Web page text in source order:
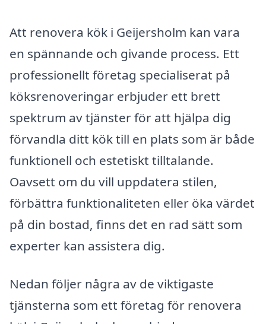
Att renovera kök i Geijersholm kan vara
en spännande och givande process. Ett
professionellt företag specialiserat på
köksrenoveringar erbjuder ett brett
spektrum av tjänster för att hjälpa dig
förvandla ditt kök till en plats som är både
funktionell och estetiskt tilltalande.
Oavsett om du vill uppdatera stilen,
förbättra funktionaliteten eller öka värdet
på din bostad, finns det en rad sätt som
experter kan assistera dig.
Nedan följer några av de viktigaste
tjänsterna som ett företag för renovera